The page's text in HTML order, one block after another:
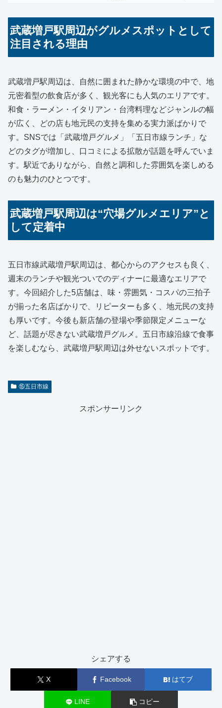
武蔵増戸駅周辺がグルメスポットとして
注目される理由
武蔵増戸駅周辺は、自然に囲まれた静かな環境の中で、地
元密着型の飲食店が多く、観光客にも人気のエリアです。
和食・ラーメン・イタリアン・台湾料理などジャンルの幅
が広く、どの店も地元民の支持を集める実力派ばかりで
す。SNSでは「武蔵増戸グルメ」「五日市線ランチ」な
どのタグが増加し、口コミによる拡散が話題を呼んでいま
す。駅近でありながら、自然と調和した雰囲気を楽しめる
のも魅力のひとつです。
武蔵増戸駅周辺は“穴場グルメエリア”と
して定着中
五日市線武蔵増戸駅周辺は、都心からのアクセスも良く、
週末のランチや観光ついでのディナーに最適なエリアで
す。今回紹介した5店舗は、味・雰囲気・コスパの三拍子
が揃った名店ばかりで、リピーターも多く、地元民の支持
も厚いです。今後も新店舗の登場や季節限定メニューな
ど、話題が尽きない武蔵増戸グルメ。五日市線沿線で食事
を楽しむなら、武蔵増戸駅周辺は外せないスポットです。
⑮五日市線
スポンサーリンク
シェアする
X Facebook はてブ
LINE コピー